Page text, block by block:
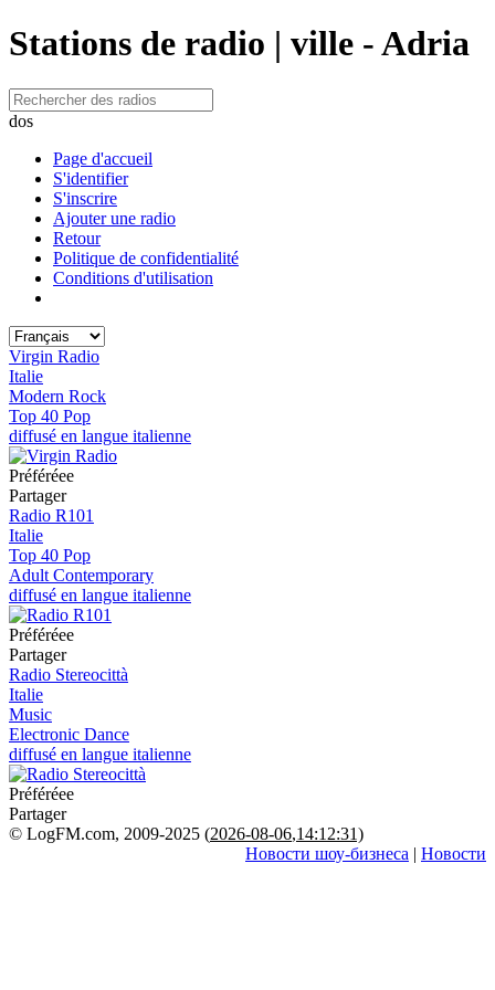
Stations de radio | ville - Adria
dos
Page d'accueil
S'identifier
S'inscrire
Ajouter une radio
Retour
Politique de confidentialité
Conditions d'utilisation
Virgin Radio
Italie
Modern Rock
Top 40 Pop
diffusé en langue italienne
Préféréeе
Partager
Radio R101
Italie
Top 40 Pop
Adult Contemporary
diffusé en langue italienne
Préféréeе
Partager
Radio Stereocittà
Italie
Music
Electronic Dance
diffusé en langue italienne
Préféréeе
Partager
© LogFM.com, 2009-2025 (2026-08-06,14:12:31)
Новости шоу-бизнеса | Новости